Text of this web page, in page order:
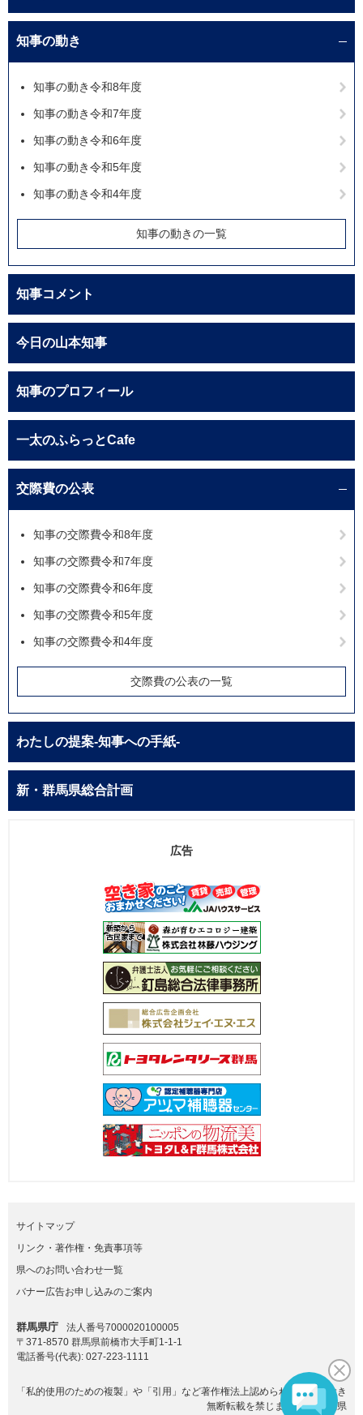
知事の動き
知事の動き令和8年度
知事の動き令和7年度
知事の動き令和6年度
知事の動き令和5年度
知事の動き令和4年度
知事の動きの一覧
知事コメント
今日の山本知事
知事のプロフィール
一太のふらっとCafe
交際費の公表
知事の交際費令和8年度
知事の交際費令和7年度
知事の交際費令和6年度
知事の交際費令和5年度
知事の交際費令和4年度
交際費の公表の一覧
わたしの提案-知事への手紙-
新・群馬県総合計画
広告
サイトマップ
リンク・著作権・免責事項等
県へのお問い合わせ一覧
バナー広告お申し込みのご案内
群馬県庁
法人番号7000020100005
〒371-8570 群馬県前橋市大手町1-1-1
電話番号(代表): 027-223-1111
「私的使用のための複製」や「引用」など著作権法上認められた場合を除き
無断転載を禁じます。(C)群馬県